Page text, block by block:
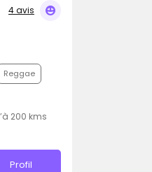
4 avis
Reggae
200 kms
Profil